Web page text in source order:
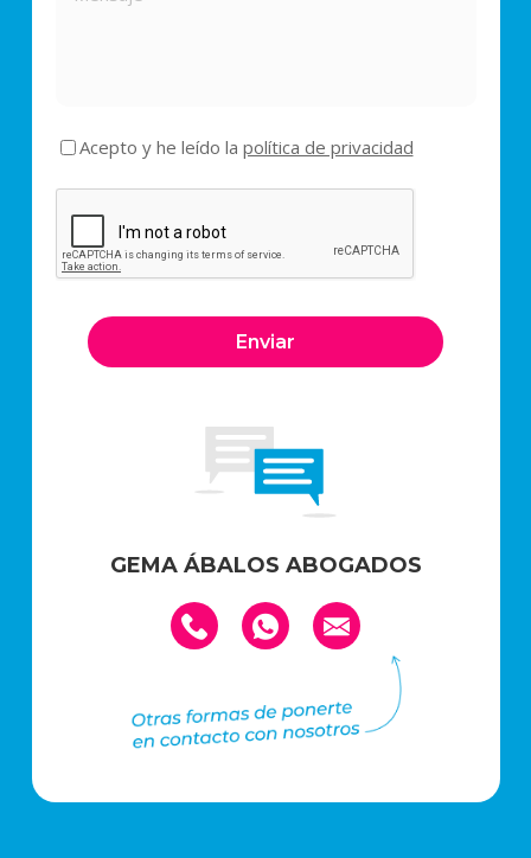
Acepto y he leído la política de privacidad
GEMA ÁBALOS ABOGADOS